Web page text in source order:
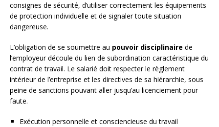
consignes de sécurité, d’utiliser correctement les équipements
de protection individuelle et de signaler toute situation
dangereuse.
L’obligation de se soumettre au pouvoir disciplinaire de
l’employeur découle du lien de subordination caractéristique du
contrat de travail. Le salarié doit respecter le règlement
intérieur de l’entreprise et les directives de sa hiérarchie, sous
peine de sanctions pouvant aller jusqu’au licenciement pour
faute.
Exécution personnelle et consciencieuse du travail